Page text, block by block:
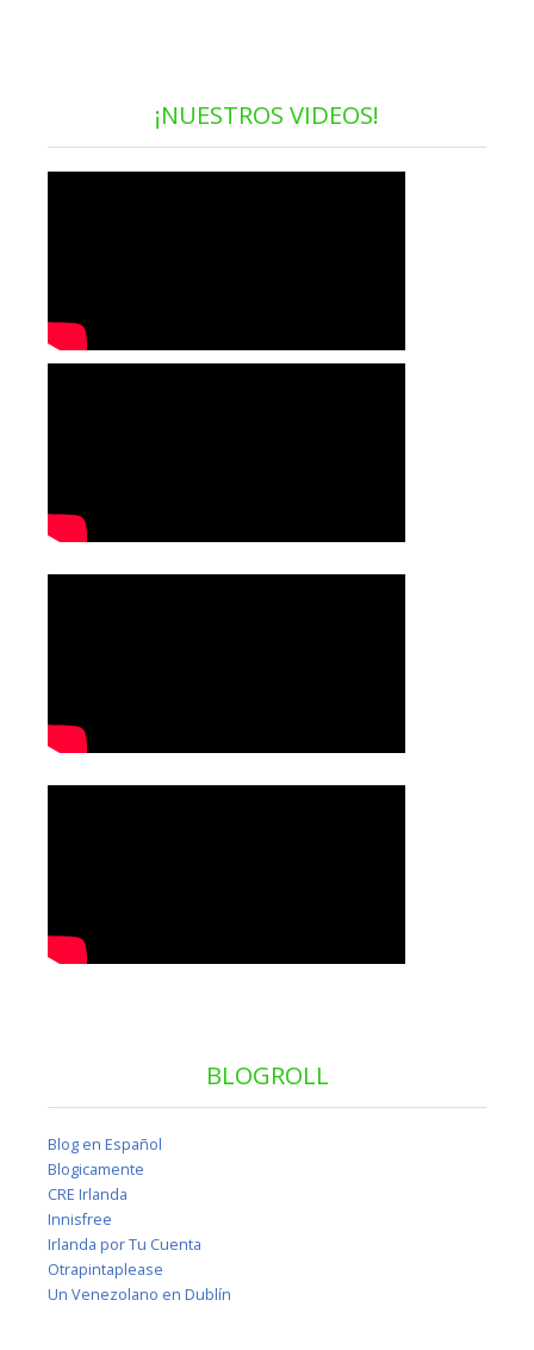
¡NUESTROS VIDEOS!
BLOGROLL
Blog en Español
Blogicamente
CRE Irlanda
Innisfree
Irlanda por Tu Cuenta
Otrapintaplease
Un Venezolano en Dublín